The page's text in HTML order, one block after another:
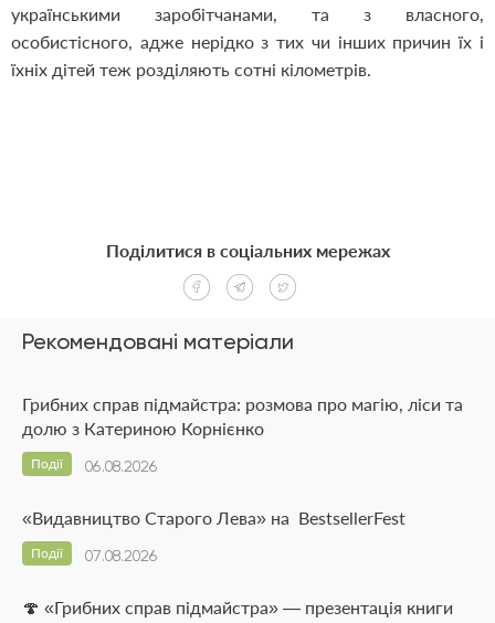
українськими заробітчанами, та з власного,
особистісного, адже нерідко з тих чи інших причин їх і
їхніх дітей теж розділяють сотні кілометрів.
Рекомендовані матеріали
Грибних справ підмайстра: розмова про магію, ліси та
долю з Катериною Корнієнко
06.08.2026
Події
«Видавництво Старого Лева» на BestsellerFest
07.08.2026
Події
🍄 «Грибних справ підмайстра» — презентація книги
Поділитися в соціальних мережах